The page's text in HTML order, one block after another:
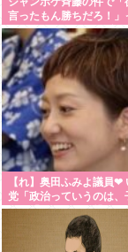
言ったもん勝ちだろ！」
てる人いるけど、まず付
ない人とそんな事しなき
では？
【れ】奥田ふみよ議員❤‍
党「政治っていうのは、
ちに「いのち」を繋いで
にあるんだよ。」